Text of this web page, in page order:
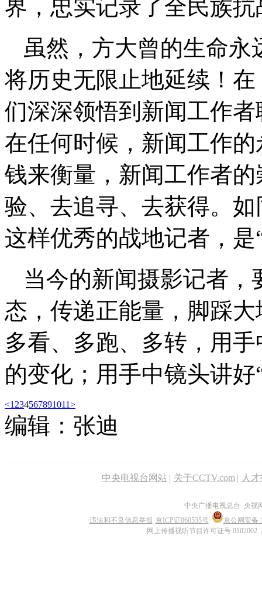
界，忠实记录了全民族
虽然，方大曾的生命
将历史无限止地延续！
们深深领悟到新闻工作
在任何时候，新闻工作
钱来衡量，新闻工作者
验、去追寻、去获得。
这样优秀的战地记者，
当今的新闻摄影记者
态，传递正能量，脚踩
多看、多跑、多转，用
的变化；用手中镜头讲好
<1 234567891011>
编辑：张迪
中央电视台网站 | 关于CCTV.com | 人
中央广播电视总台 央视
违法和不良信息举报 京ICP证060535号
京公网安备
网上传播视听节目许可证号 0102002